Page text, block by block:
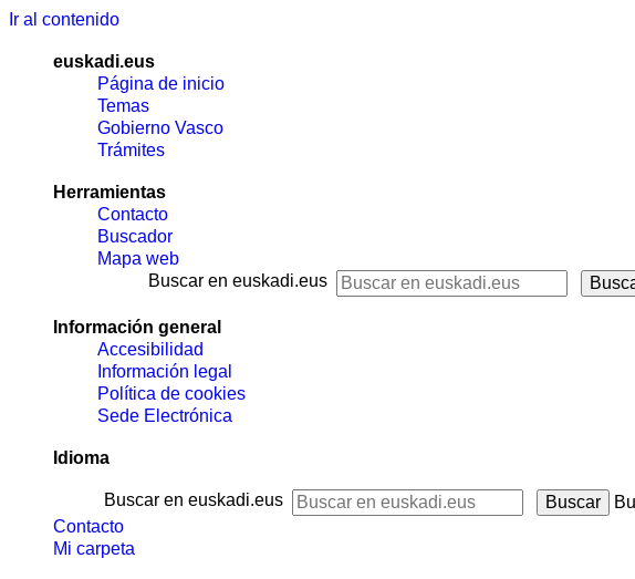
Ir al contenido
euskadi.eus
Página de inicio
Temas
Gobierno Vasco
Trámites
Herramientas
Contacto
Buscador
Mapa web
Buscar en euskadi.eus
Información general
Accesibilidad
Información legal
Política de cookies
Sede Electrónica
Idioma
Buscar en euskadi.eus
Contacto
Mi carpeta